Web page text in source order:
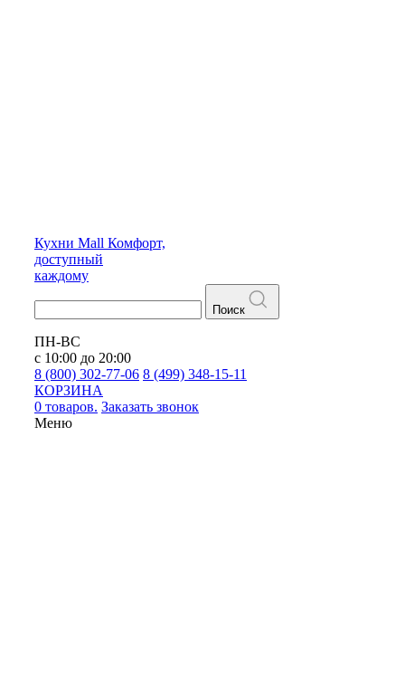
Кухни Mall Комфорт,
доступный
каждому
Поиск
ПН-ВС
с 10:00 до 20:00
8 (800) 302-77-06 8 (499) 348-15-11
КОРЗИНА
0 товаров. Заказать звонок
Меню